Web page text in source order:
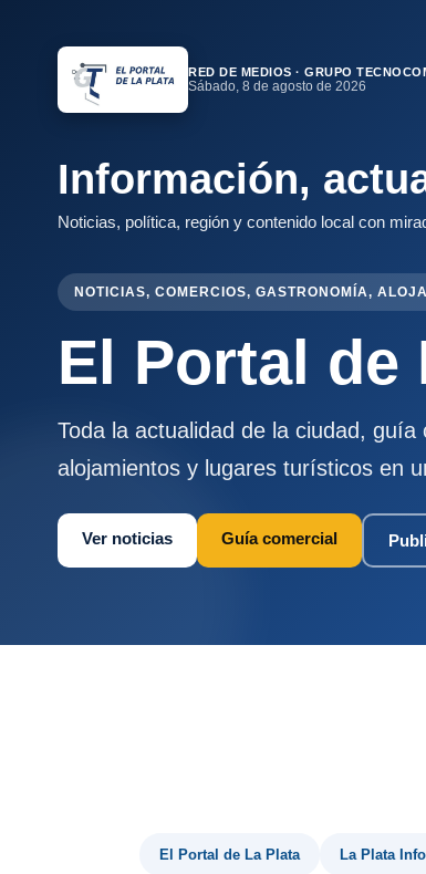
RED DE MEDIOS · GRUPO
Sábado, 8 de agosto de 2026
Información,
Noticias, política, región y contenido local con
NOTICIAS, COMERCIOS, GASTRONOMÍA,
El Portal de
Toda la actualidad de la ciudad,
alojamientos y lugares turísticos en
Ver noticias Guía comercial
El Portal de La Plata La Plata